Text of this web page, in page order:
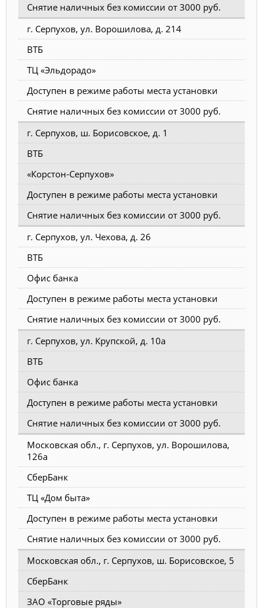
Снятие наличных без комиссии от 3000 руб.
г. Серпухов, ул. Ворошилова, д. 214
ВТБ
ТЦ «Эльдорадо»
Доступен в режиме работы места установки
Снятие наличных без комиссии от 3000 руб.
г. Серпухов, ш. Борисовское, д. 1
ВТБ
«Корстон-Серпухов»
Доступен в режиме работы места установки
Снятие наличных без комиссии от 3000 руб.
г. Серпухов, ул. Чехова, д. 26
ВТБ
Офис банка
Доступен в режиме работы места установки
Снятие наличных без комиссии от 3000 руб.
г. Серпухов, ул. Крупской, д. 10а
ВТБ
Офис банка
Доступен в режиме работы места установки
Снятие наличных без комиссии от 3000 руб.
Московская обл., г. Серпухов, ул. Ворошилова,
126а
СберБанк
ТЦ «Дом быта»
Доступен в режиме работы места установки
Снятие наличных без комиссии от 3000 руб.
Московская обл., г. Серпухов, ш. Борисовское, 5
СберБанк
ЗАО «Торговые ряды»